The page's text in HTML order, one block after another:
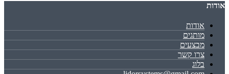
אודות
אודות
מותגים
מבצעים
צרו קשר
בלוג